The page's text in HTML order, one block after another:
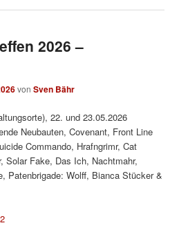
2026 –
vonSven Bähr
22. und 23.05.2026
Neubauten, Covenant, Front Line
Commando, Hrafngrimr, Cat
Solar Fake, Das Ich, Nachtmahr,
Patenbrigade: Wolff, Bianca Stücker &